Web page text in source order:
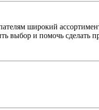
широкий
выбор и помочь сделать